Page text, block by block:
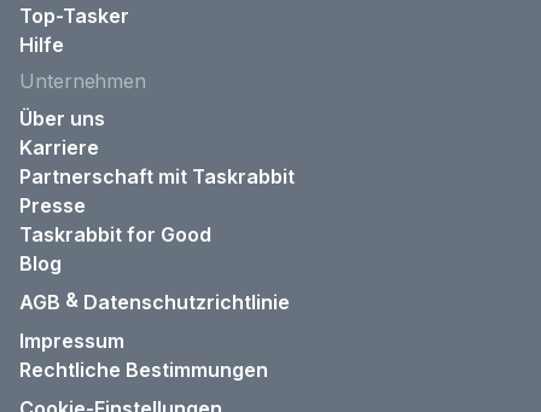
Top-Tasker
Hilfe
Unternehmen
Über uns
Karriere
Partnerschaft mit Taskrabbit
Presse
Taskrabbit for Good
Blog
AGB & Datenschutzrichtlinie
Impressum
Rechtliche Bestimmungen